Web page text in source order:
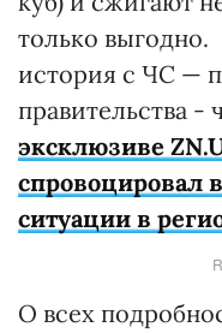
только
история с ЧС —
правительства -
эксклюзиве
спровоцировал
ситуации в
О всех